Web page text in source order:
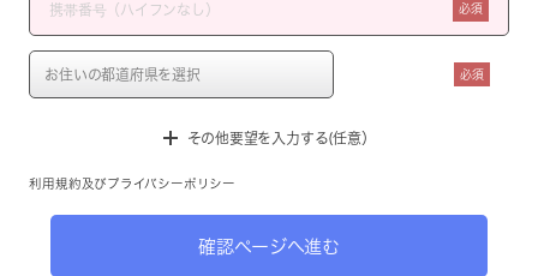
必須
必須
その他要望を入力する(任意）
利用規約 及び プライバシーポリシー
確認ページへ進む